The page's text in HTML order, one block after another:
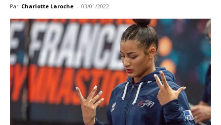
Par Charlotte Laroche - 03/01/2022